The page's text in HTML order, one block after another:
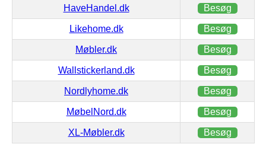
HaveHandel.dk Besøg
Likehome.dk Besøg
Møbler.dk Besøg
Wallstickerland.dk Besøg
Nordlyhome.dk Besøg
MøbelNord.dk Besøg
XL-Møbler.dk Besøg